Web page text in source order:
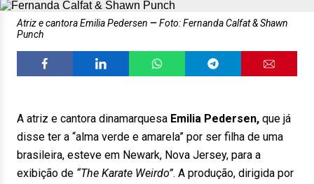
Atriz e cantora Emilia Pedersen
Foto: Fernanda Calfat & Shawn
Punch
A atriz e cantora dinamarquesa Emilia Pedersen, que já
disse ter a “alma verde e amarela” por ser filha de uma
brasileira, esteve em Newark, Nova Jersey, para a
exibição de “The Karate Weirdo”. A produção, dirigida por